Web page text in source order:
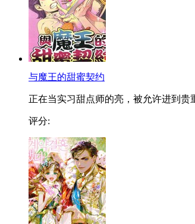
与魔王的甜蜜契约
正在当实习甜点师的亮，被允许进到贵
评分: